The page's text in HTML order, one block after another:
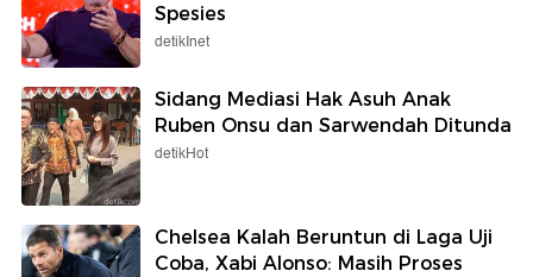
Spesies
detikInet
Sidang Mediasi Hak Asuh Anak
Ruben Onsu dan Sarwendah Ditunda
detikHot
Chelsea Kalah Beruntun di Laga Uji
Coba, Xabi Alonso: Masih Proses